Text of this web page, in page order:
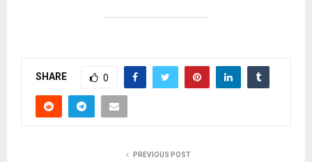
SHARE 0
PREVIOUS POST